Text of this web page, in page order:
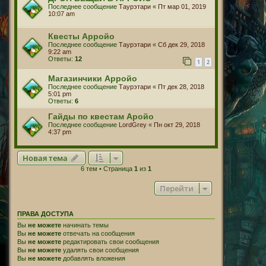
Последнее сообщение Таурэтари « Пт мар 01, 2019
10:07 am
Квесты Арройо
Последнее сообщение Таурэтари « Сб дек 29, 2018
9:22 am
Ответы: 12 1 2
Магазинчики Арройо
Последнее сообщение Таурэтари « Пт дек 28, 2018
5:01 pm
Ответы: 6
Гайды по квестам Аройо
Последнее сообщение LordGrey « Пн окт 29, 2018
4:37 pm
Новая тема
6 тем • Страница 1 из 1
Перейти
ПРАВА ДОСТУПА
Вы не можете начинать темы
Вы не можете отвечать на сообщения
Вы не можете редактировать свои сообщения
Вы не можете удалять свои сообщения
Вы не можете добавлять вложения